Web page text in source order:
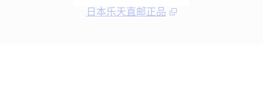
日本乐天直邮正品